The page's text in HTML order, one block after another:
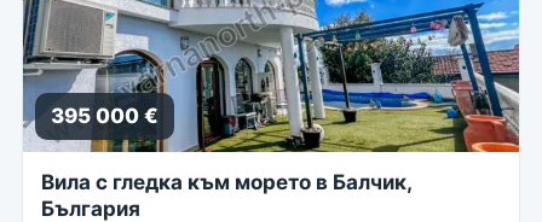
395 000 €
Вила с гледка към морето в Балчик,
България